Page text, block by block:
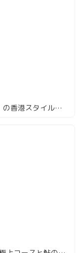
溜池山王の新しい香港料理「龍皇軒」の香港スタイル焼きそば